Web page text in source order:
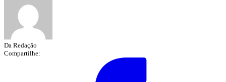
Da Redação
Compartilhe: